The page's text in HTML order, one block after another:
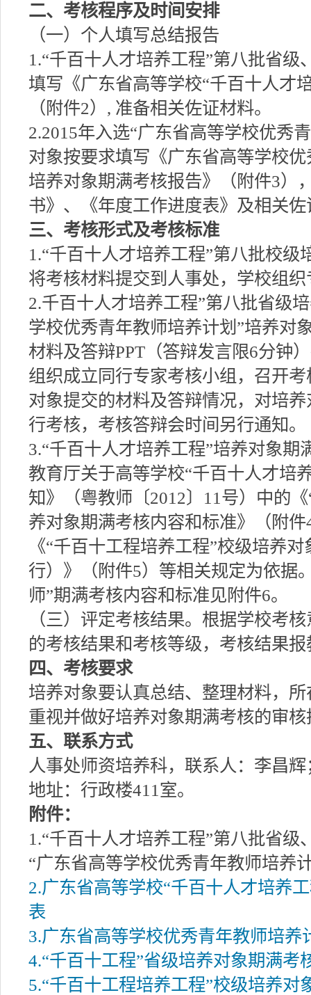
二、考核程序及时间安排
（一）个人填写总结报告
1.“千百十人才培养工程”第八批省级
填写《广东省高等学校“千百十人才
（附件2）, 准备相关佐证材料。
2.2015年入选“广东省高等学校优秀
对象按要求填写《广东省高等学校
培养对象期满考核报告》（附件3）
书》、《年度工作进度表》及相关
三、考核形式及考核标准
1.“千百十人才培养工程”第八批校级
将考核材料提交到人事处，学校组
2.千百十人才培养工程”第八批省级
学校优秀青年教师培养计划”培养对
材料及答辩PPT（答辩发言限6分钟
组织成立同行专家考核小组，召开
对象提交的材料及答辩情况，对培
行考核，考核答辩会时间另行通知。
3.“千百十人才培养工程”培养对象期
教育厅关于高等学校“千百十人才培
知》（粤教师〔2012〕11号）中的
养对象期满考核内容和标准》（附
《“千百十工程培养工程”校级培养
行）》（附件5）等相关规定为依据
师”期满考核内容和标准见附件6。
（三）评定考核结果。根据学校考
的考核结果和考核等级，考核结果
四、考核要求
培养对象要认真总结、整理材料，
重视并做好培养对象期满考核的审
五、联系方式
人事处师资培养科，联系人：李昌辉
地址：行政楼411室。
附件：
1.“千百十人才培养工程”第八批省级
“广东省高等学校优秀青年教师培养
2.广东省高等学校“千百十人才培养
表
3.广东省高等学校优秀青年教师培养
4.“千百十工程”省级培养对象期满考
5.“千百十工程培养工程”校级培养对